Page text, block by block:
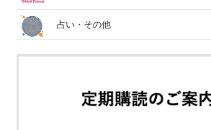
占い・その他